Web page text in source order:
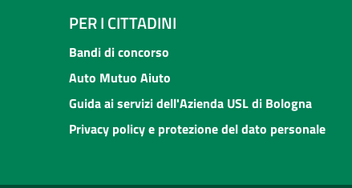
PER I CITTADINI
Bandi di concorso
Auto Mutuo Aiuto
Guida ai servizi dell'Azienda USL di Bologna
Privacy policy e protezione del dato personale